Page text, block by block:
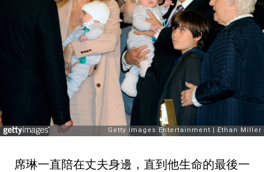
席琳一直陪在丈夫身邊，直到他生命的最後一